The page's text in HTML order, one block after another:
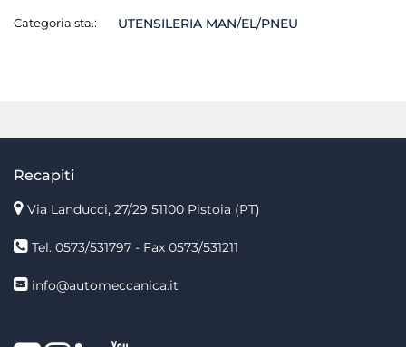
Categoria sta.: UTENSILERIA MAN/EL/PNEU
Recapiti
Via Landucci, 27/29 51100 Pistoia (PT)
Tel. 0573/531797 - Fax 0573/531211
info@automeccanica.it